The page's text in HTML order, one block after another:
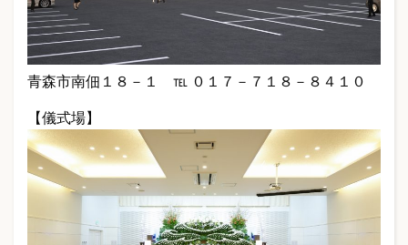
青森市南佃１８－１ ℡ ０１７－７１８－８４１０
【儀式場】